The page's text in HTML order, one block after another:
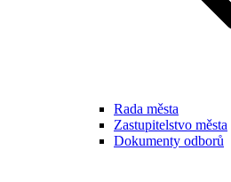
Rada města
Zastupitelstvo města
Dokumenty odborů